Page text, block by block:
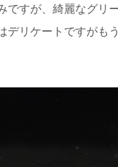
すが、綺麗なグリ
デリケートですがも